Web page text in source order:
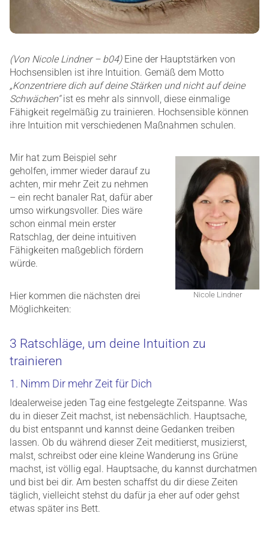
(Von Nicole Lindner – b04)Eine der Hauptstärken von
Hochsensiblen ist ihre Intuition. Gemäß dem Motto
„Konzentriere dich auf deine Stärken und nicht auf deine
Schwächen“ist es mehr als sinnvoll, diese einmalige
Fähigkeit regelmäßig zu trainieren. Hochsensible können
ihre Intuition mit verschiedenen Maßnahmen schulen.
Nicole Lindner
Mir hat zum Beispiel sehr
geholfen, immer wieder darauf zu
achten, mir mehr Zeit zu nehmen
– ein recht banaler Rat, dafür aber
umso wirkungsvoller. Dies wäre
schon einmal mein erster
Ratschlag, der deine intuitiven
Fähigkeiten maßgeblich fördern
würde.
Hier kommen die nächsten drei
Möglichkeiten:
3 Ratschläge, um deine Intuition zu
trainieren
1. Nimm Dir mehr Zeit für Dich
Idealerweise jeden Tag eine festgelegte Zeitspanne. Was
du in dieser Zeit machst, ist nebensächlich. Hauptsache,
du bist entspannt und kannst deine Gedanken treiben
lassen. Ob du während dieser Zeit meditierst, musizierst,
malst, schreibst oder eine kleine Wanderung ins Grüne
machst, ist völlig egal. Hauptsache, du kannst durchatmen
und bist bei dir. Am besten schaffst du dir diese Zeiten
täglich, vielleicht stehst du dafür ja eher auf oder gehst
etwas später ins Bett.